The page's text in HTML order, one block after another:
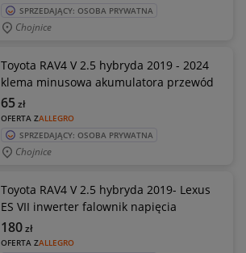
SPRZEDAJĄCY: OSOBA PRYWATNA
Chojnice
Toyota RAV4 V 2.5 hybryda 2019 - 2024
klema minusowa akumulatora przewód
OFERTA ZALLEGRO
65zł
SPRZEDAJĄCY: OSOBA PRYWATNA
Chojnice
Toyota RAV4 V 2.5 hybryda 2019- Lexus
ES VII inwerter falownik napięcia
OFERTA ZALLEGRO
180zł